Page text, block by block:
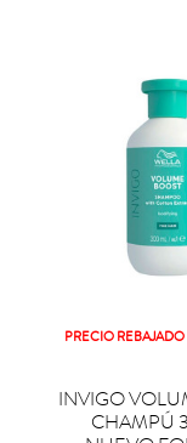
PRECIO REBAJADO

INVIGO
CHAMPÚ